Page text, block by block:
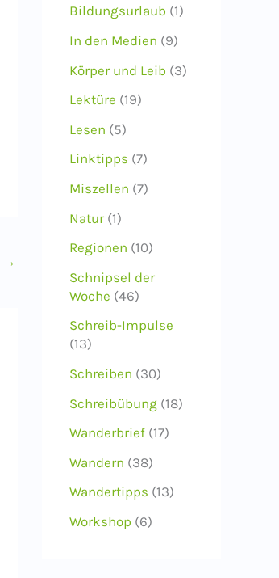
→
Bildungsurlaub (1)
In den Medien (9)
Körper und Leib (3)
Lektüre (19)
Lesen (5)
Linktipps (7)
Miszellen (7)
Natur(1)
Regionen (10)
Schnipsel der
Woche (46)
Schreib-Impulse
(13)
Schreiben (30)
Schreibübung (18)
Wanderbrief (17)
Wandern (38)
Wandertipps (13)
Workshop (6)